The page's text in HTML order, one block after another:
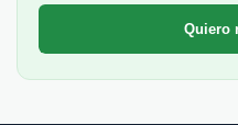
Quiero